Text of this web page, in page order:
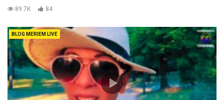
89.7K
84
BLOG MERIEM LIVE